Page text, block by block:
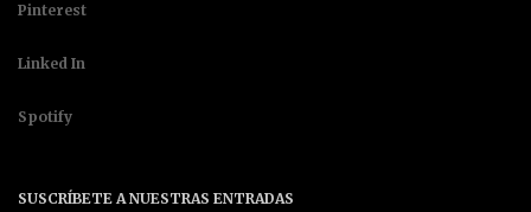
Pinterest
Linked In
Spotify
SUSCRÍBETE A NUESTRAS ENTRADAS